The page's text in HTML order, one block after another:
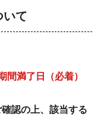
いて
間満了日（必着）
認の上、該当する